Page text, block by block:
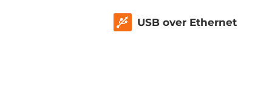
USB over Ethernet